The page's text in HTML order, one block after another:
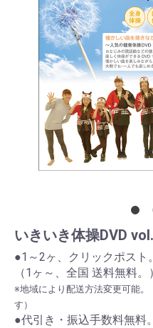
いきいき体操DVD
●1～2ヶ、クリックポスト
（1ヶ～、全国 送料無料。）
※地域により配送方法変更可能。
す）
●代引き・振込手数料無料